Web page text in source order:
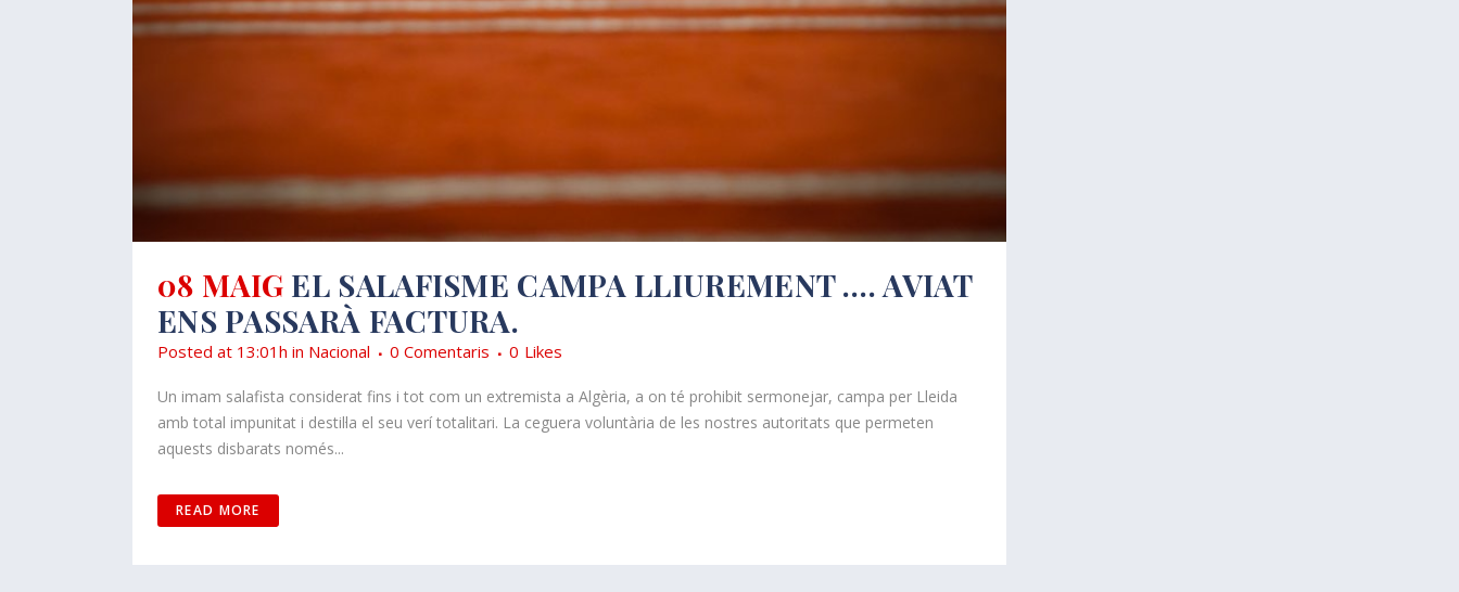
08 MAIG EL SALAFISME CAMPA LLIUREMENT …. AVIAT
ENS PASSARÀ FACTURA.
Posted at 13:01h in Nacional 0 Comentaris 0 Likes
Un imam salafista considerat fins i tot com un extremista a Algèria, a on té prohibit sermonejar, campa per Lleida
amb total impunitat i destil·la el seu verí totalitari. La ceguera voluntària de les nostres autoritats que permeten
aquests disbarats només...
READ MORE